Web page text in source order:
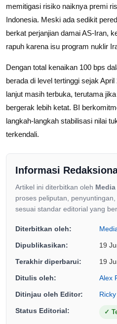
memitigasi risiko naiknya premi
Indonesia. Meski ada sedikit
berkat perjanjian damai AS-Iran,
rapuh karena isu program nuklir
Dengan total kenaikan 100 bps
berada di level tertinggi sejak
lanjut masih terbuka, terutama
bergerak lebih ketat. BI
langkah-langkah stabilisasi nilai
terkendali.
Informasi
Artikel ini diterbitkan oleh
proses peliputan,
sesuai standar editorial yang
Diterbitkan oleh:
Dipublikasikan: 19
Terakhir diperbarui: 19
Ditulis oleh: Alex
Ditinjau oleh Editor:
Status Editorial: ✓